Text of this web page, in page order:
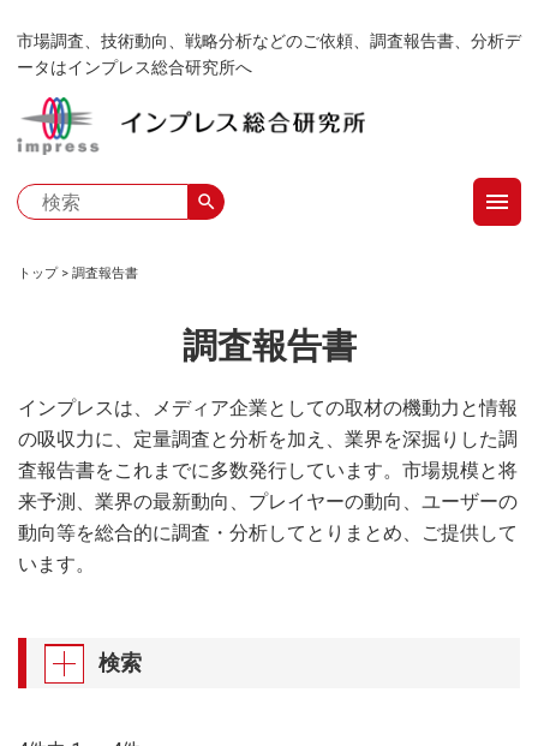
ン
ン
市場調査、技術動向、戦略分析などのご依頼、調査報告書、分析デ
ータはインプレス総合研究所へ
search menu
く
ず
トップ 調査報告書
調査報告書
インプレスは、メディア企業としての取材の機動力と情報
の吸収力に、定量調査と分析を加え、業界を深掘りした調
査報告書をこれまでに多数発行しています。市場規模と将
来予測、業界の最新動向、プレイヤーの動向、ユーザーの
動向等を総合的に調査・分析してとりまとめ、ご提供して
います。
検索